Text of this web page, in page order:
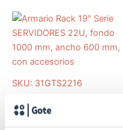
SKU: 31GTS2216
Armario Rack 22u